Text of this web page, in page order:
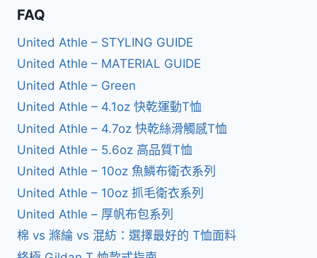
FAQ
United Athle – STYLING GUIDE
United Athle – MATERIAL GUIDE
United Athle – Green
United Athle – 4.1oz 快乾運動T恤
United Athle – 4.7oz 快乾絲滑觸感T恤
United Athle – 5.6oz 高品質T恤
United Athle – 10oz 魚鱗布衛衣系列
United Athle – 10oz 抓毛衛衣系列
United Athle – 厚帆布包系列
棉 vs 滌綸 vs 混紡：選擇最好的 T恤面料